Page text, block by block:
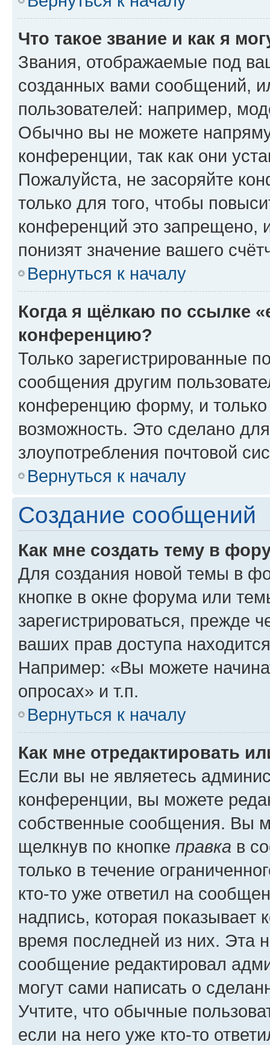
Что такое звание и как я
Звания, отображаемые под
созданных вами сообщений,
пользователей: например,
Обычно вы не можете
конференции, так как они
Пожалуйста, не засоряйте
только для того, чтобы
конференций это запрещено,
понизят значение вашего
Вернуться к началу
Когда я щёлкаю по ссылке
конференцию?
Только зарегистрированные
сообщения другим
конференцию форму, и
возможность. Это сделано
злоупотребления почтовой
Вернуться к началу
Создание сообщений
Как мне создать тему в
Для создания новой темы в
кнопке в окне форума или
зарегистрироваться, прежде
ваших прав доступа
Например: «Вы можете
опросах» и т.п.
Вернуться к началу
Как мне отредактировать
Если вы не являетесь
конференции, вы можете
собственные сообщения. Вы
щелкнув по кнопке правка в
только в течение
кто-то уже ответил на
надпись, которая показывает
время последней из них. Эта
сообщение редактировал
могут сами написать о
Учтите, что обычные
если на него уже кто-то